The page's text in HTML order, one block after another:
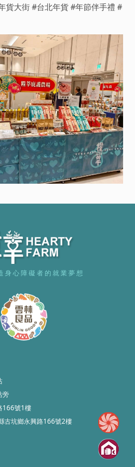
貨大街 #台北年貨 #年節伴手禮 #
身 心 障 礙 者 的 就 業 夢 想
旁
166號1樓
古坑鄉永興路166號2樓